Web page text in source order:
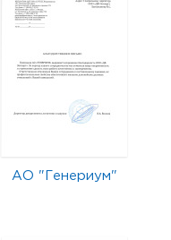
АО "Генериум"